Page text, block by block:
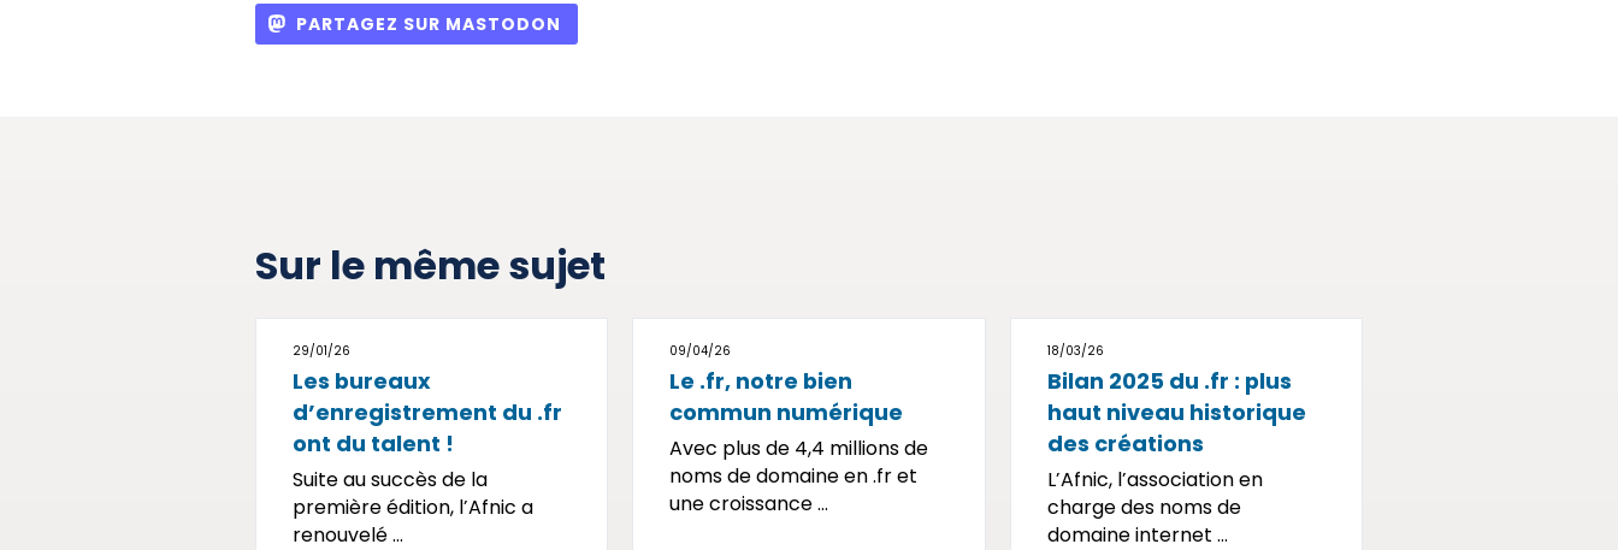
PARTAGEZ SUR MASTODON
Sur le même sujet
29/01/26
Les bureaux
d’enregistrement du .fr
ont du talent !
Suite au succès de la
première édition, l’Afnic a
renouvelé ...
09/04/26
Le .fr, notre bien
commun numérique
Avec plus de 4,4 millions de
noms de domaine en .fr et
une croissance ...
18/03/26
Bilan 2025 du .fr : plus
haut niveau historique
des créations
L’Afnic, l’association en
charge des noms de
domaine internet ...